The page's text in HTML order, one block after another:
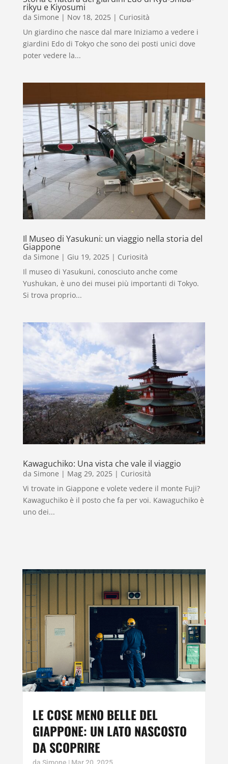
rikyu e Kiyosumi
da Simone | Nov 18, 2025 | Curiosità
Un giardino che nasce dal mare Iniziamo a vedere i
giardini Edo di Tokyo che sono dei posti unici dove
poter vedere la...
Il Museo di Yasukuni: un viaggio nella storia del
Giappone
da Simone | Giu 19, 2025 | Curiosità
Il museo di Yasukuni, conosciuto anche come
Yushukan, è uno dei musei più importanti di Tokyo.
Si trova proprio...
Kawaguchiko: Una vista che vale il viaggio
da Simone | Mag 29, 2025 | Curiosità
Vi trovate in Giappone e volete vedere il monte Fuji?
Kawaguchiko è il posto che fa per voi. Kawaguchiko è
uno dei...
LE COSE MENO BELLE DEL
GIAPPONE: UN LATO NASCOSTO
DA SCOPRIRE